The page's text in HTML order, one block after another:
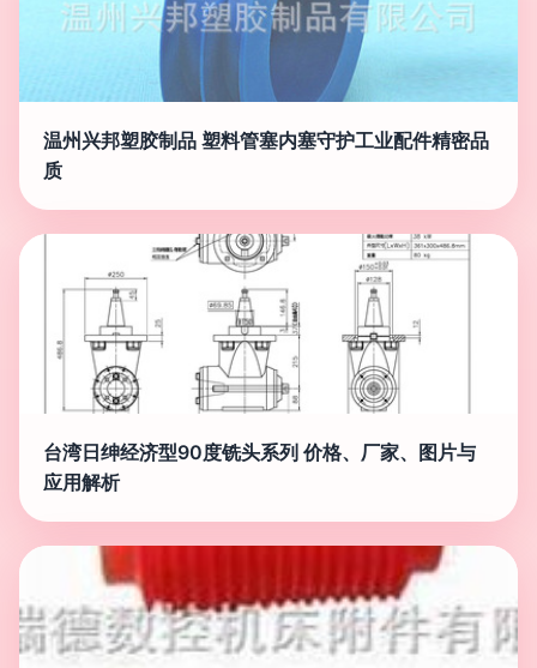
温州兴邦塑胶制品 塑料管塞内塞守护工业配件精密品
质
台湾日绅经济型90度铣头系列 价格、厂家、图片与
应用解析